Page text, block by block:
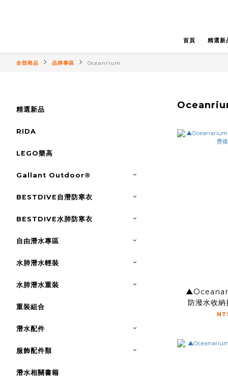
首頁 精選新
全部商品 品牌專區 Oceanrium
精選新品
RIDA
LEGO樂高
Gallant Outdoor®️
BESTDIVE自潛防寒衣
BESTDIVE水肺防寒衣
自由潛水專區
水肺潛水輕裝
水肺潛水重裝
重裝組合
潛水配件
服飾配件類
潛水相關書籍
防潑水收